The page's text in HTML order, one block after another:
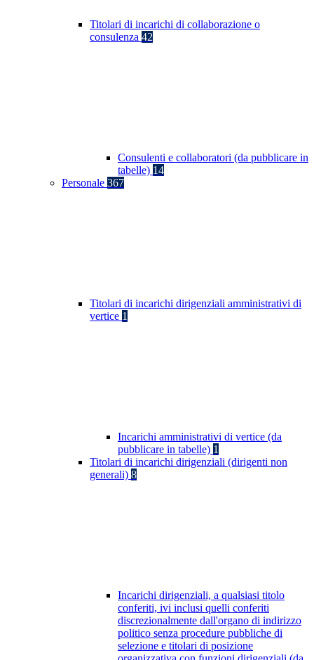
Titolari di incarichi di collaborazione o
consulenza 42
Consulenti e collaboratori (da pubblicare in
tabelle) 14
Personale 367
Titolari di incarichi dirigenziali amministrativi di
vertice 1
Incarichi amministrativi di vertice (da
pubblicare in tabelle) 1
Titolari di incarichi dirigenziali (dirigenti non
generali) 8
Incarichi dirigenziali, a qualsiasi titolo
conferiti, ivi inclusi quelli conferiti
discrezionalmente dall'organo di indirizzo
politico senza procedure pubbliche di
selezione e titolari di posizione